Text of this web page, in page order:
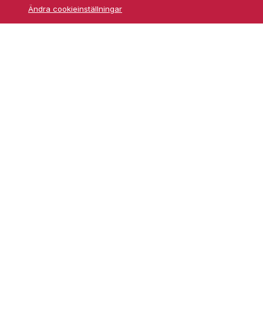
Ändra cookieinställningar